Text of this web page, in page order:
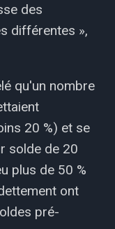
des
différentes »,
qu'un nombre
20 %) et se
solde de 20
plus de 50 %
ont
pré-